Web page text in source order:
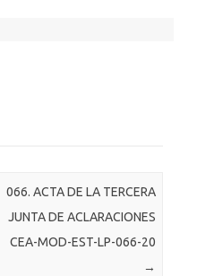
066. ACTA DE LA TERCERA
JUNTA DE ACLARACIONES
CEA-MOD-EST-LP-066-20
→